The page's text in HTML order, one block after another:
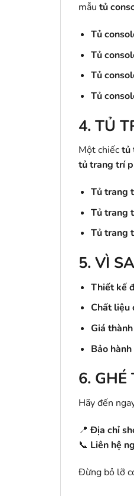
mẫu tủ
Tủ
Tủ
Tủ
Tủ
4. TỦ
Một chiếctủ
tủ trang trí
Tủ trang
Tủ trang
Tủ trang
5. VÌ
Thiết kế
Chất liệu
Giá
Bảo
6. GHÉ
Hãy đến
📍Địa chỉ
📞 Liên hệ
Đừng bỏ lỡ